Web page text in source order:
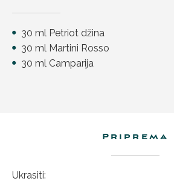
30 ml Petriot džina
30 ml Martini Rosso
30 ml Camparija
Priprema
Ukrasiti: